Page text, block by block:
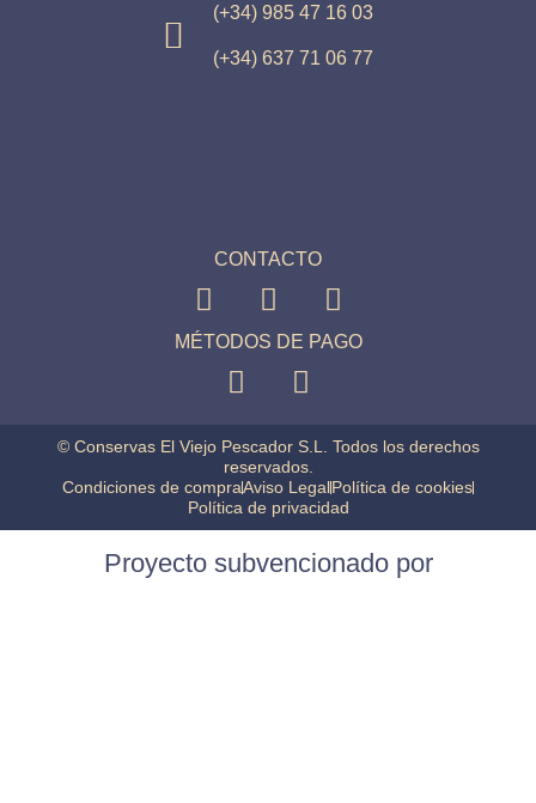
(+34) 985 47 16 03
(+34) 637 71 06 77
CONTACTO
MÉTODOS DE PAGO
© Conservas El Viejo Pescador S.L. Todos los derechos
reservados.
Condiciones de compraAviso LegalPolítica de cookies
Política de privacidad
Proyecto subvencionado por